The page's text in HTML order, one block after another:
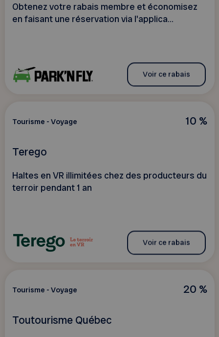
Obtenez votre rabais membre et économisez
en faisant une réservation via l'applica...
Voir ce rabais
10 %
Tourisme - Voyage
Terego
Haltes en VR illimitées chez des producteurs du
terroir pendant 1 an
Voir ce rabais
20 %
Tourisme - Voyage
Toutourisme Québec